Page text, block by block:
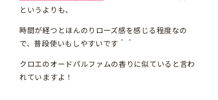
というよりも、
時間が経つとほんのりローズ感を感じる程度なの
で、普段使いもしやすいです＾＾
クロエのオードパルファムの香りに似ていると言わ
れていますよ！